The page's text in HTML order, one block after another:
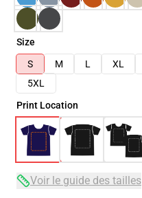
Size
S
M L XL
5XL
Print Location
Voir le guide des tailles